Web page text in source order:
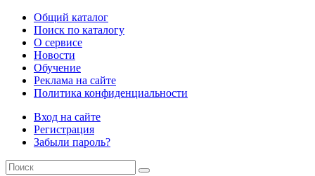
Общий каталог
Поиск по каталогу
О сервисе
Новости
Обучение
Реклама на сайте
Политика конфиденциальности
Вход на сайте
Регистрация
Забыли пароль?